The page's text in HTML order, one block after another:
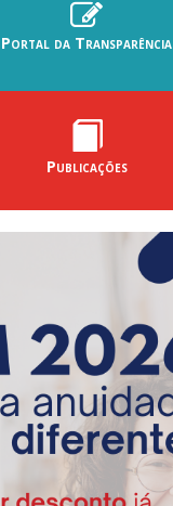
Portal da Transparência
Publicações